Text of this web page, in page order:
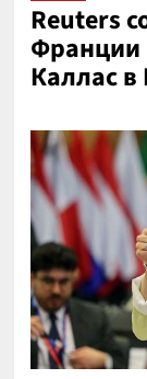
Reuters
Франции
Каллас в